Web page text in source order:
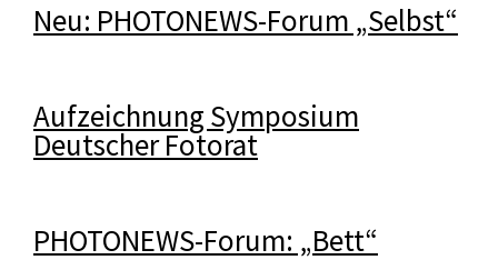
Neu: PHOTONEWS-Forum „Selbst“
Aufzeichnung Symposium
Deutscher Fotorat
PHOTONEWS-Forum: „Bett“